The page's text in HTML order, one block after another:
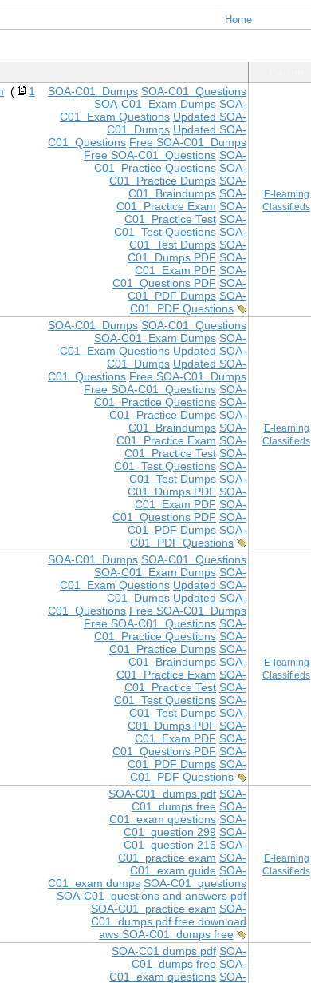
Home
SOA-C01 Dumps SOA-C01 Questions
SOA-C01 Exam Dumps SOA-
C01 Exam Questions Updated SOA-
C01 Dumps Updated SOA-
C01 Questions Free SOA-C01 Dumps
Free SOA-C01 Questions SOA-
C01 Practice Questions SOA-
C01 Practice Dumps SOA-
C01 Braindumps SOA-
C01 Practice Exam SOA-
C01 Practice Test SOA-
C01 Test Questions SOA-
C01 Test Dumps SOA-
C01 Dumps PDF SOA-
C01 Exam PDF SOA-
C01 Questions PDF SOA-
C01 PDF Dumps SOA-
C01 PDF Questions
(
1
E-learning
Classifieds
SOA-C01 Dumps SOA-C01 Questions
SOA-C01 Exam Dumps SOA-
C01 Exam Questions Updated SOA-
C01 Dumps Updated SOA-
C01 Questions Free SOA-C01 Dumps
Free SOA-C01 Questions SOA-
C01 Practice Questions SOA-
C01 Practice Dumps SOA-
C01 Braindumps SOA-
C01 Practice Exam SOA-
C01 Practice Test SOA-
C01 Test Questions SOA-
C01 Test Dumps SOA-
C01 Dumps PDF SOA-
C01 Exam PDF SOA-
C01 Questions PDF SOA-
C01 PDF Dumps SOA-
C01 PDF Questions
E-learning
Classifieds
SOA-C01 Dumps SOA-C01 Questions
SOA-C01 Exam Dumps SOA-
C01 Exam Questions Updated SOA-
C01 Dumps Updated SOA-
C01 Questions Free SOA-C01 Dumps
Free SOA-C01 Questions SOA-
C01 Practice Questions SOA-
C01 Practice Dumps SOA-
C01 Braindumps SOA-
C01 Practice Exam SOA-
C01 Practice Test SOA-
C01 Test Questions SOA-
C01 Test Dumps SOA-
C01 Dumps PDF SOA-
C01 Exam PDF SOA-
C01 Questions PDF SOA-
C01 PDF Dumps SOA-
C01 PDF Questions
E-learning
Classifieds
SOA-C01 dumps pdf SOA-
C01 dumps free SOA-
C01 exam questions SOA-
C01 question 299 SOA-
C01 question 216 SOA-
C01 practice exam SOA-
C01 exam guide SOA-
C01 exam dumps SOA-C01 questions
SOA-C01 questions and answers pdf
SOA-C01 practice exam SOA-
C01 dumps pdf free download
aws SOA-C01 dumps free
E-learning
Classifieds
SOA-C01 dumps pdf SOA-
C01 dumps free SOA-
C01 exam questions SOA-